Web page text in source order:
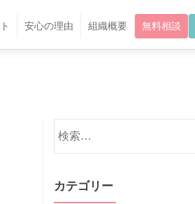
安心の理由 組織概要 無料相談
索:
カテゴリー